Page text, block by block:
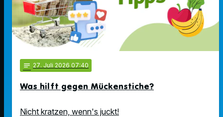
notes 27. Juli 2026 07:40
Was hilft gegen Mückenstiche?
Nicht kratzen, wenn's juckt!